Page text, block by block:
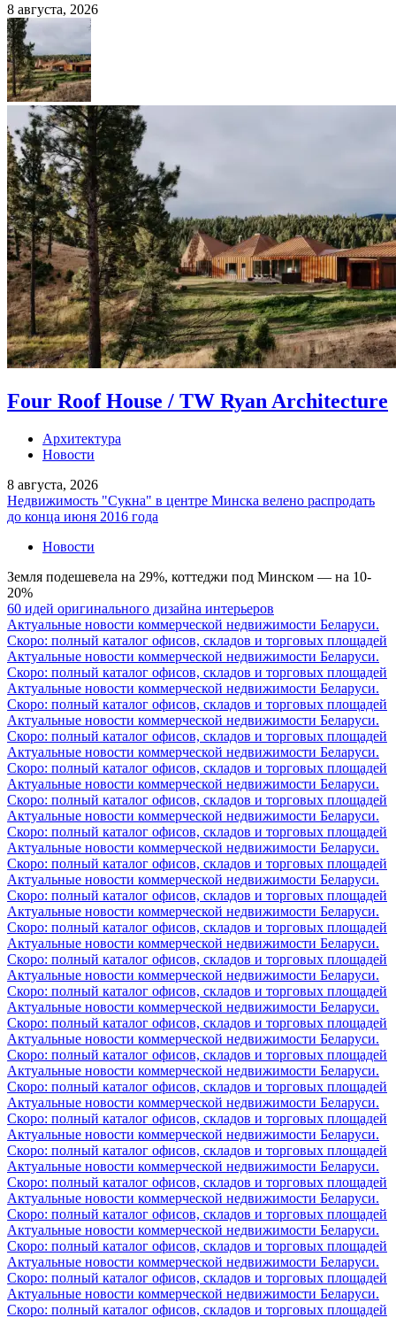
8 августа, 2026
Four Roof House / TW Ryan Architecture
Архитектура
Новости
8 августа, 2026
Недвижимость "Сукна" в центре Минска велено распродать
до конца июня 2016 года
Новости
Земля подешевела на 29%, коттеджи под Минском — на 10-
20%
60 идей оригинального дизайна интерьеров
Актуальные новости коммерческой недвижимости Беларуси.
Скоро: полный каталог офисов, складов и торговых площадей
Актуальные новости коммерческой недвижимости Беларуси.
Скоро: полный каталог офисов, складов и торговых площадей
Актуальные новости коммерческой недвижимости Беларуси.
Скоро: полный каталог офисов, складов и торговых площадей
Актуальные новости коммерческой недвижимости Беларуси.
Скоро: полный каталог офисов, складов и торговых площадей
Актуальные новости коммерческой недвижимости Беларуси.
Скоро: полный каталог офисов, складов и торговых площадей
Актуальные новости коммерческой недвижимости Беларуси.
Скоро: полный каталог офисов, складов и торговых площадей
Актуальные новости коммерческой недвижимости Беларуси.
Скоро: полный каталог офисов, складов и торговых площадей
Актуальные новости коммерческой недвижимости Беларуси.
Скоро: полный каталог офисов, складов и торговых площадей
Актуальные новости коммерческой недвижимости Беларуси.
Скоро: полный каталог офисов, складов и торговых площадей
Актуальные новости коммерческой недвижимости Беларуси.
Скоро: полный каталог офисов, складов и торговых площадей
Актуальные новости коммерческой недвижимости Беларуси.
Скоро: полный каталог офисов, складов и торговых площадей
Актуальные новости коммерческой недвижимости Беларуси.
Скоро: полный каталог офисов, складов и торговых площадей
Актуальные новости коммерческой недвижимости Беларуси.
Скоро: полный каталог офисов, складов и торговых площадей
Актуальные новости коммерческой недвижимости Беларуси.
Скоро: полный каталог офисов, складов и торговых площадей
Актуальные новости коммерческой недвижимости Беларуси.
Скоро: полный каталог офисов, складов и торговых площадей
Актуальные новости коммерческой недвижимости Беларуси.
Скоро: полный каталог офисов, складов и торговых площадей
Актуальные новости коммерческой недвижимости Беларуси.
Скоро: полный каталог офисов, складов и торговых площадей
Актуальные новости коммерческой недвижимости Беларуси.
Скоро: полный каталог офисов, складов и торговых площадей
Актуальные новости коммерческой недвижимости Беларуси.
Скоро: полный каталог офисов, складов и торговых площадей
Актуальные новости коммерческой недвижимости Беларуси.
Скоро: полный каталог офисов, складов и торговых площадей
Актуальные новости коммерческой недвижимости Беларуси.
Скоро: полный каталог офисов, складов и торговых площадей
Актуальные новости коммерческой недвижимости Беларуси.
Скоро: полный каталог офисов, складов и торговых площадей